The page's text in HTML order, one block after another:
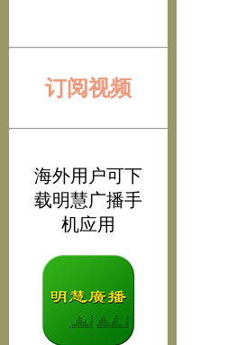
订阅视频
海外用户可下
载明慧广播手
机应用